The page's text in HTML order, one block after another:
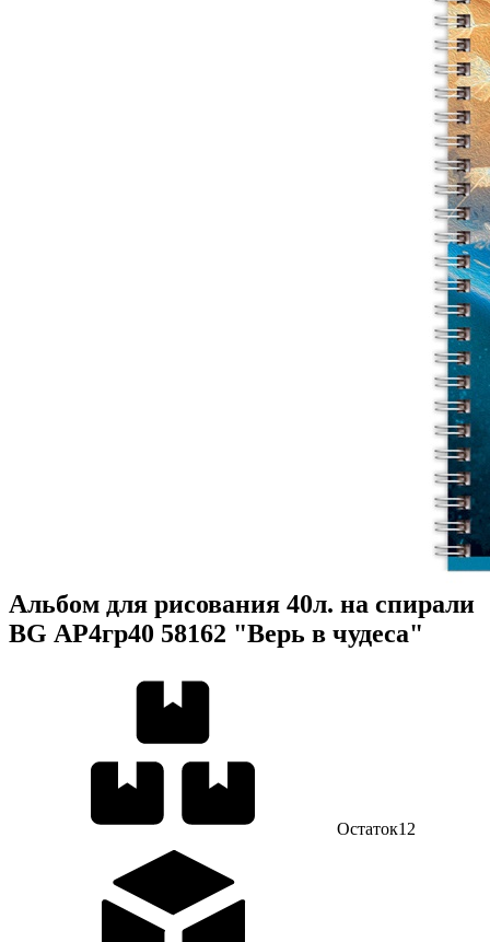
Альбом для рисования 40л. на спирали
BG АР4гр40 58162 "Верь в чудеса"
Остаток12